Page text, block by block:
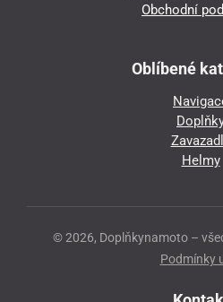
Obchodní
Oblíbené
Helmy
© 2026, Doplňkynamoto –
Podmínky